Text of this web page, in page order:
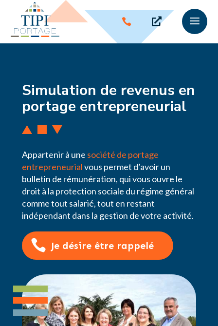
  a
Simulation de revenus en
portage entrepreneurial
Appartenir à une société de portage
entrepreneurialvous permet d’avoir un
bulletin de rémunération, qui vous ouvre le
droit à la protection sociale du régime général
comme tout salarié, tout en restant
indépendant dans la gestion de votre activité.
Je désire être rappelé